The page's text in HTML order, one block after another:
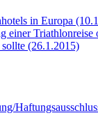
in Europa
einer Triathlonreise
sollte (26.1.2015)